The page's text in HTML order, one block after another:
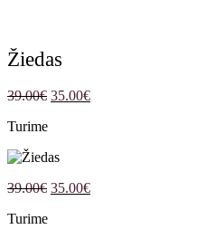
Žiedas
39.00€ Original
35.00€Current
Turime
39.00€ Original
35.00€Current
Turime